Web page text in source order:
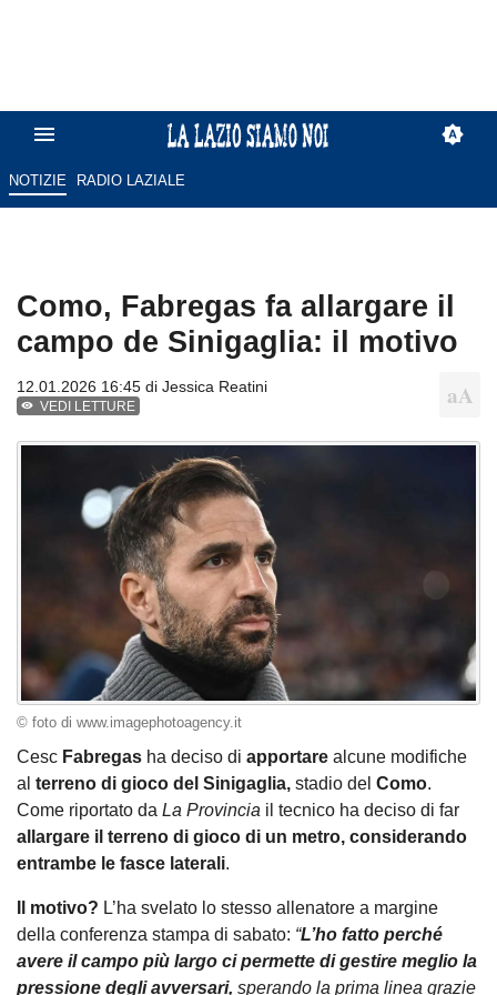
NOTIZIE RADIO LAZIALE
Como, Fabregas fa allargare il
campo de Sinigaglia: il motivo
12.01.2026 16:45 di Jessica Reatini
VEDI LETTURE
© foto di www.imagephotoagency.it
Cesc Fabregas ha deciso di apportare alcune modifiche
al terreno di gioco del Sinigaglia, stadio del Como.
Come riportato da La Provincia il tecnico ha deciso di far
allargare il terreno di gioco di un metro, considerando
entrambe le fasce laterali.
Il motivo? L’ha svelato lo stesso allenatore a margine
della conferenza stampa di sabato: “L’ho fatto perché
avere il campo più largo ci permette di gestire meglio la
pressione degli avversari, sperando la prima linea grazie